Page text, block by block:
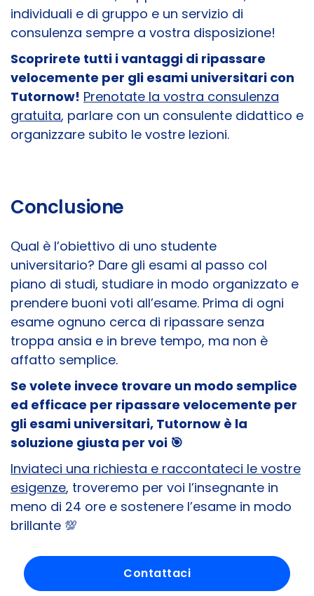
individuali e di gruppo e un servizio di
consulenza sempre a vostra disposizione!
Scoprirete tutti i vantaggi di ripassare
velocemente per gli esami universitari con
Tutornow! Prenotate la vostra consulenza
gratuita, parlare con un consulente didattico e
organizzare subito le vostre lezioni.
Conclusione
Qual è l’obiettivo di uno studente
universitario? Dare gli esami al passo col
piano di studi, studiare in modo organizzato e
prendere buoni voti all’esame. Prima di ogni
esame ognuno cerca di ripassare senza
troppa ansia e in breve tempo, ma non è
affatto semplice.
Se volete invece trovare un modo semplice
ed efficace per ripassare velocemente per
gli esami universitari, Tutornow è la
soluzione giusta per voi 🎯​
Inviateci una richiesta e raccontateci le vostre
esigenze, troveremo per voi l’insegnante in
meno di 24 ore e sostenere l’esame in modo
brillante 💯​
Contattaci